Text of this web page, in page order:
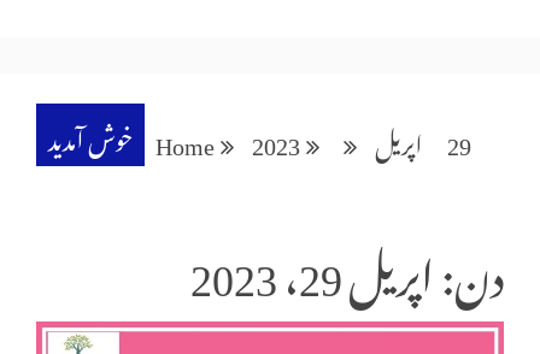
خوش آمدید Home 2023 اپریل 29
دن: اپریل 29، 2023